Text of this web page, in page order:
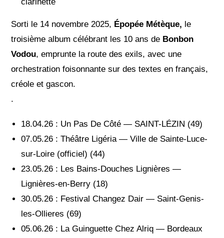
Sorti le 14 novembre 2025, Épopée Métèque, le
troisième album célébrant les 10 ans de Bonbon
Vodou, emprunte la route des exils, avec une
orchestration foisonnante sur des textes en français,
créole et gascon.
.
18.04.26 : Un Pas De Côté — SAINT-LÉZIN (49)
07.05.26 : Théâtre Ligéria — Ville de Sainte-Luce-
sur-Loire (officiel) (44)
23.05.26 : Les Bains-Douches Lignières —
Lignières-en-Berry (18)
30.05.26 : Festival Changez Dair — Saint-Genis-
les-Ollieres (69)
05.06.26 : La Guinguette Chez Alriq — Bordeaux